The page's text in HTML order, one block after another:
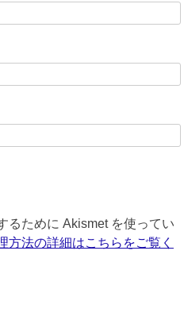
るために Akismet を使ってい
方法の詳細はこちらをご覧く